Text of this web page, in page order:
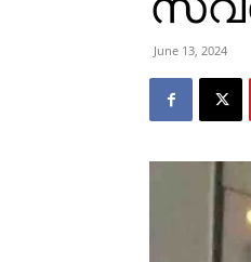
June 13, 2024